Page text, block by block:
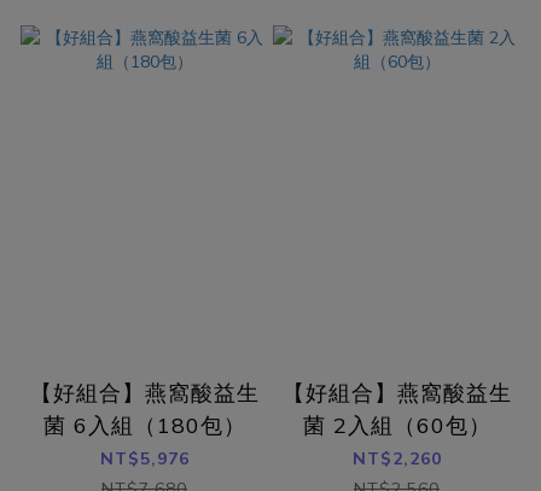
【好組合】燕窩酸益生
菌 6入組（180包）
NT$5,976
【好組合】燕窩酸益生
菌 2入組（60包）
NT$2,260